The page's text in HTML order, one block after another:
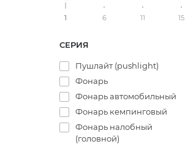
1 6 11 15
СЕРИЯ
Пушлайт (pushlight)
Фонарь
Фонарь автомобильный
Фонарь кемпинговый
Фонарь налобный
(головной)